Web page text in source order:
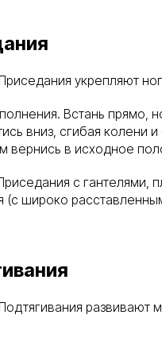
укрепляют
Встань прямо,
вниз, сгибая колени и
вернись в исходное
с гантелями,
(с широко
развивают